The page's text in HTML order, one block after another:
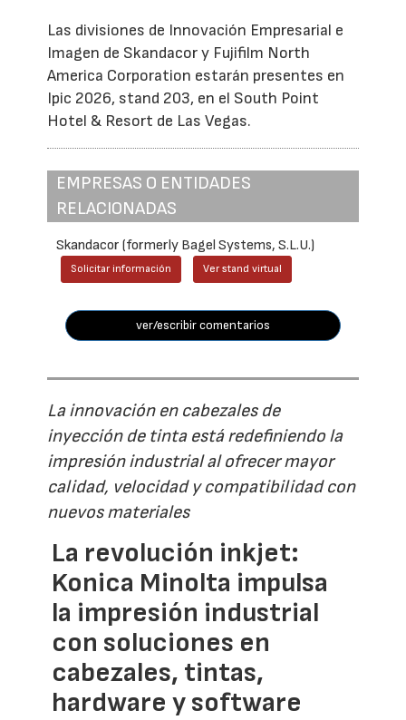
Las divisiones de Innovación Empresarial e
Imagen de Skandacor y Fujifilm North
America Corporation estarán presentes en
Ipic 2026, stand 203, en el South Point
Hotel & Resort de Las Vegas.
EMPRESAS O ENTIDADES
RELACIONADAS
Skandacor (formerly Bagel Systems, S.L.U.)
Solicitar información Ver stand virtual
ver/escribir comentarios
La innovación en cabezales de
inyección de tinta está redefiniendo la
impresión industrial al ofrecer mayor
calidad, velocidad y compatibilidad con
nuevos materiales
La revolución inkjet:
Konica Minolta impulsa
la impresión industrial
con soluciones en
cabezales, tintas,
hardware y software